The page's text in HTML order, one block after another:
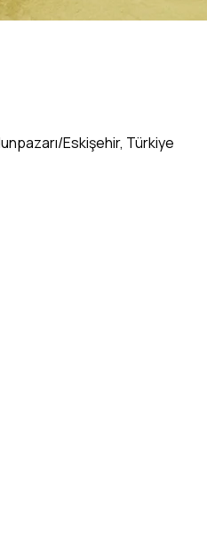
Eskişehir, Türkiye